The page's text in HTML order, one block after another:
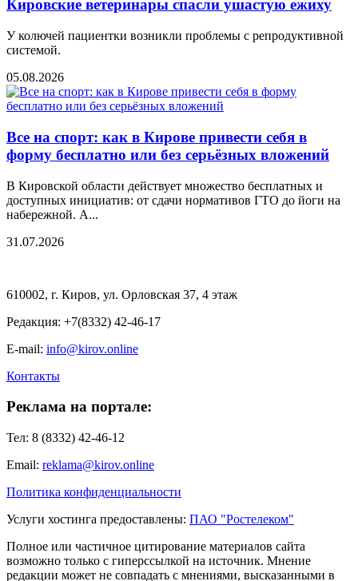
Кировские ветеринары спасли ушастую ежиху
У колючей пациентки возникли проблемы с репродуктивной
системой.
05.08.2026
Все на спорт: как в Кирове привести себя в
форму бесплатно или без серьёзных вложений
В Кировской области действует множество бесплатных и
доступных инициатив: от сдачи нормативов ГТО до йоги на
набережной. А...
31.07.2026
610002, г. Киров, ул. Орловская 37, 4 этаж
Редакция: +7(8332) 42-46-17
E-mail: info@kirov.online
Контакты
Реклама на портале:
Тел: 8 (8332) 42-46-12
Email: reklama@kirov.online
Политика конфиденциальности
Услуги хостинга предоставлены: ПАО "Ростелеком"
Полное или частичное цитирование материалов сайта
возможно только с гиперссылкой на источник. Мнение
редакции может не совпадать с мнениями, высказанными в